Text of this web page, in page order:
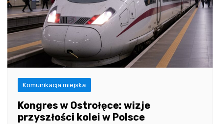
Komunikacja miejska
Kongres w Ostrołęce: wizje
przyszłości kolei w Polsce